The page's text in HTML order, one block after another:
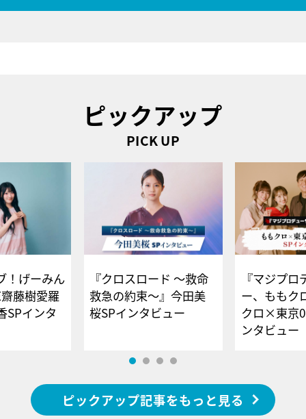
ピックアップ
PICK UP
！げーみん
藤樹愛羅
SPインタ
『クロスロード ～救命
救急の約束～』今田美
桜SPインタビュー
『マジプロ
ー、ももク
クロ×東京
ンタビュー
ピックアップ記事をもっと見る